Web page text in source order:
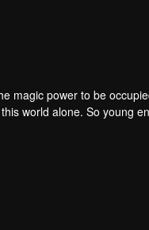
magic power to be
world alone. So young
the hands of the villains.